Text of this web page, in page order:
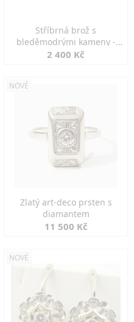
Stříbrná brož s
bleděmodrými kameny -
jemná elegance
2 400 Kč
NOVÉ
Zlatý art-deco prsten s
diamantem
11 500 Kč
NOVÉ